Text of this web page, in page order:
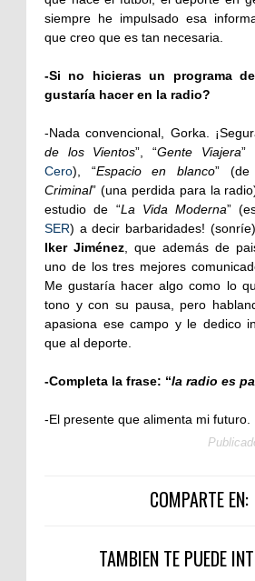
siempre he impulsado esa
que creo que es tan necesaria.
-Si no hicieras un programa
gustaría hacer en la radio?
-Nada convencional, Gorka.
de los Vientos”, “Gente Viajera”
Cero), “Espacio en blanco” (de
Criminal” (una perdida para la
estudio de “La Vida Moderna”
SER) a decir barbaridades!
Iker Jiménez , que además de
uno de los tres mejores
Me gustaría hacer algo como lo
tono y con su pausa, pero
apasiona ese campo y le dedico
que al deporte.
-Completa la frase: “la radio es
-El presente que alimenta mi futuro.
COMPARTE EN:
TAMBIEN TE PUEDE